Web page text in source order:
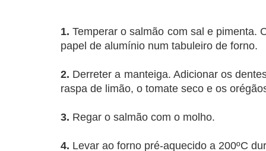
1. Temperar o salmão com sal e pimenta.
papel de alumínio num tabuleiro de forno.
2. Derreter a manteiga. Adicionar os
raspa de limão, o tomate seco e os
3. Regar o salmão com o molho.
4. Levar ao forno pré-aquecido a 200ºC